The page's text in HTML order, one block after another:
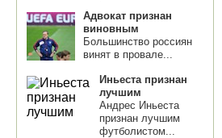
Адвокат признан
виновным
Большинство россиян
винят в провале...
Иньеста признан
лучшим
Андрес Иньеста
признан лучшим
футболистом...